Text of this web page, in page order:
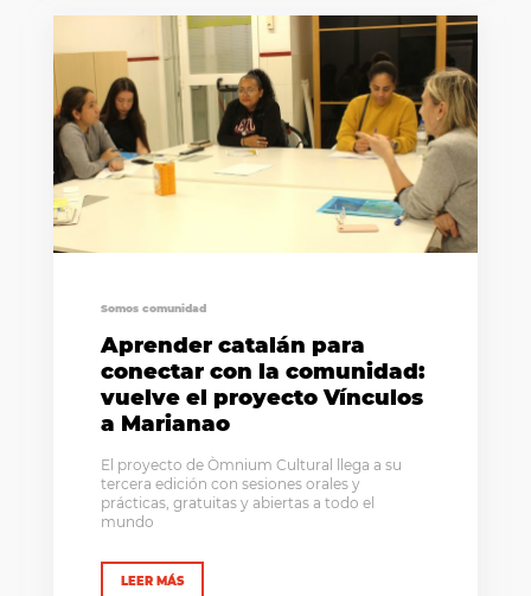
Somos comunidad
Aprender catalán para
conectar con la comunidad:
vuelve el proyecto Vínculos
a Marianao
El proyecto de Òmnium Cultural llega a su
tercera edición con sesiones orales y
prácticas, gratuitas y abiertas a todo el
mundo
LEER MÁS